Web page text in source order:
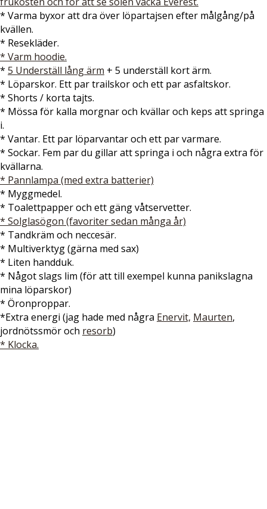
* Varma byxor att dra över löpartajsen efter målgång/på
kvällen.
* Resekläder.
* Varm hoodie.
* 5 Underställ lång ärm + 5 underställ kort ärm.
* Löparskor. Ett par trailskor och ett par asfaltskor.
* Shorts / korta tajts.
* Mössa för kalla morgnar och kvällar och keps att springa
i.
* Vantar. Ett par löparvantar och ett par varmare.
* Sockar. Fem par du gillar att springa i och några extra för
kvällarna.
* Pannlampa (med extra batterier)
* Myggmedel.
* Toalettpapper och ett gäng våtservetter.
* Solglasögon (favoriter sedan många år)
* Tandkräm och neccesär.
* Multiverktyg (gärna med sax)
* Liten handduk.
* Något slags lim (för att till exempel kunna panikslagna
mina löparskor)
* Öronproppar.
*Extra energi (jag hade med några Enervit, Maurten,
jordnötssmör och resorb)
* Klocka.